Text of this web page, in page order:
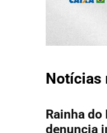
Notícias
Rainha do
denuncia